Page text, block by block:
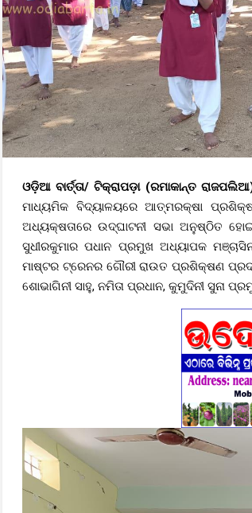
ଓଡ଼ିଆ ବାର୍ତ୍ତା/ ଟିକ୍ରାପଡ଼ା (ରମାକାନ୍ତ
ମାଧ୍ୟମିକ ବିଦ୍ୟାଳୟରେ ଆତ୍ମରକ୍ଷା
ଅଧ୍ୟକ୍ଷତାରେ ଉଦ୍ଘାଟନୀ ସଭା ଅନୁଷ୍ଠିତ
ସୁଧୀରକୁମାର ପଧାନ ପ୍ରମୁଖ ଅଧ୍ୟାପକ
ମାଷ୍ଟର ଟ୍ରେନର ଗୌରୀ ରାଉତ ପ୍ରଶିକ୍ଷଣ
ଶୋଭାଗିନୀ ସାହୁ, ନମିତା ପ୍ରଧାନ, କୁମୁଦିନୀ ସୁନା